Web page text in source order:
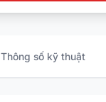
Thông số kỹ thuật